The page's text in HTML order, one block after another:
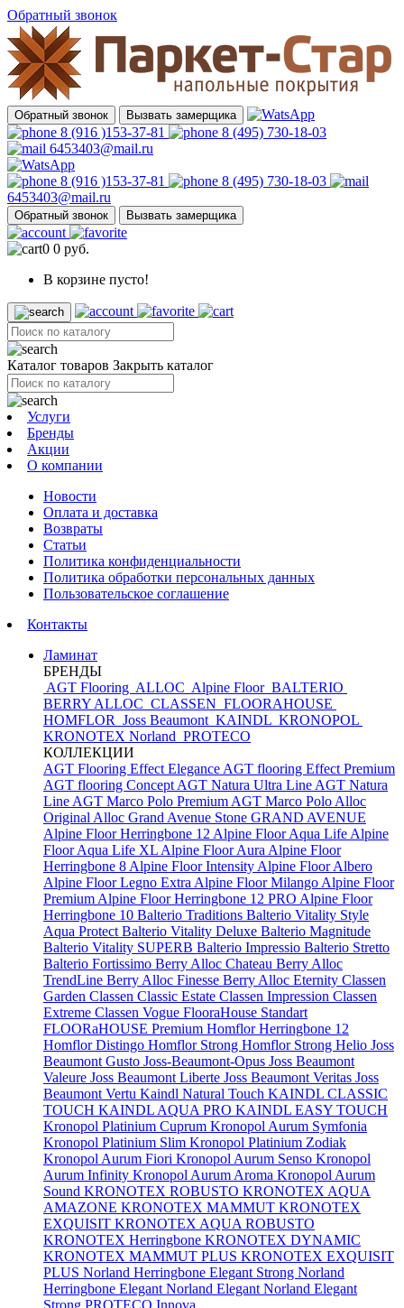
Обратный звонок
Обратный звонок Вызвать замерщика
8 (916 )153-37-81
8 (495) 730-18-03
6453403@mail.ru
8 (916 )153-37-81
8 (495) 730-18-03
6453403@mail.ru
Обратный звонок Вызвать замерщика
0 0 руб.
В корзине пусто!
Каталог товаров Закрыть каталог
Услуги
Бренды
Акции
О компании
Новости
Оплата и доставка
Возвраты
Статьи
Политика конфиденциальности
Политика обработки персональных данных
Пользовательское соглашение
Контакты
Ламинат
БРЕНДЫ
AGT Flooring ALLOC Alpine Floor BALTERIO
BERRY ALLOC CLASSEN FLOORAHOUSE
HOMFLOR Joss Beaumont KAINDL KRONOPOL
KRONOTEX Norland PROTECO
КОЛЛЕКЦИИ
AGT Flooring Effect Elegance AGT flooring Effect Premium
AGT flooring Concept AGT Natura Ultra Line AGT Natura
Line AGT Marco Polo Premium AGT Marco Polo Alloc
Original Alloc Grand Avenue Stone GRAND AVENUE
Alpine Floor Herringbone 12 Alpine Floor Aqua Life Alpine
Floor Aqua Life XL Alpine Floor Aura Alpine Floor
Herringbone 8 Alpine Floor Intensity Alpine Floor Albero
Alpine Floor Legno Extra Alpine Floor Milango Alpine Floor
Premium Alpine Floor Herringbone 12 PRO Alpine Floor
Herringbone 10 Balterio Traditions Balterio Vitality Style
Aqua Protect Balterio Vitality Deluxe Balterio Magnitude
Balterio Vitality SUPERB Balterio Impressio Balterio Stretto
Balterio Fortissimo Berry Alloc Chateau Berry Alloc
TrendLine Berry Alloc Finesse Berry Alloc Eternity Classen
Garden Classen Classic Estate Classen Impression Classen
Extreme Classen Vogue FlooraHouse Standart
FLOORaHOUSE Premium Homflor Herringbone 12
Homflor Distingo Homflor Strong Homflor Strong Helio Joss
Beaumont Gusto Joss-Beaumont-Opus Joss Beaumont
Valeure Joss Beaumont Liberte Joss Beaumont Veritas Joss
Beaumont Vertu Kaindl Natural Touch KAINDL CLASSIC
TOUCH KAINDL AQUA PRO KAINDL EASY TOUCH
Kronopol Platinium Cuprum Kronopol Aurum Symfonia
Kronopol Platinium Slim Kronopol Platinium Zodiak
Kronopol Aurum Fiori Kronopol Aurum Senso Kronopol
Aurum Infinity Kronopol Aurum Aroma Kronopol Aurum
Sound KRONOTEX ROBUSTO KRONOTEX AQUA
AMAZONE KRONOTEX MAMMUT KRONOTEX
EXQUISIT KRONOTEX AQUA ROBUSTO
KRONOTEX Herringbone KRONOTEX DYNAMIC
KRONOTEX MAMMUT PLUS KRONOTEX EXQUISIT
PLUS Norland Herringbone Elegant Strong Norland
Herringbone Elegant Norland Elegant Norland Elegant
Strong PROTECO Innova